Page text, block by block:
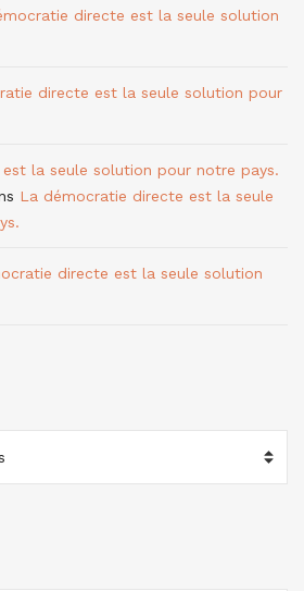
directe est la seule solution
directe est la seule solution pour
la seule solution pour notre pays.
La démocratie directe est la seule
directe est la seule solution